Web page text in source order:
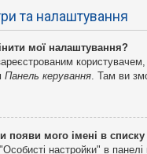
та налаштування
мої налаштування?
користувачем,
Панель керування. Там ви
появи мого імені в
настройки" в